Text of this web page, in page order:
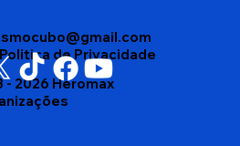
Politica de Privacidade
- 2026 Heromax